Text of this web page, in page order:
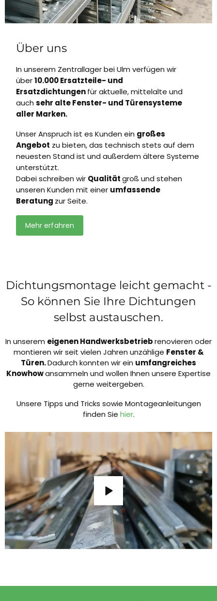
Über uns
In unserem Zentrallager bei Ulm verfügen wir
über10.000 Ersatzteile- und
Ersatzdichtungenfür aktuelle, mittelalte und
auch sehr alte Fenster- und Türensysteme
aller Marken.
Unser Anspruch ist es Kunden ein großes
Angebot zu bieten, das technisch stets auf dem
neuesten Stand ist und außerdem ältere Systeme
unterstützt.
Dabei schreiben wir Qualitätgroß und stehen
unseren Kunden mit einer umfassende
Beratung zur Seite.
Mehr erfahren
Dichtungsmontage leicht gemacht -
So können Sie Ihre Dichtungen
selbst austauschen.
In unserem eigenen Handwerksbetriebrenovieren oder
montieren wir seit vielen Jahren unzählige Fenster &
Türen.Dadurch konnten wir ein umfangreiches
Knowhowansammeln und wollen Ihnen unsere Expertise
gerne weitergeben.
Unsere Tipps und Tricks sowie Montageanleitungen
finden Sie hier.